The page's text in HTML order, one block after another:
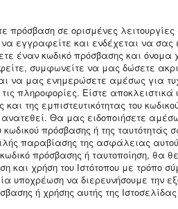
πρόσβαση σε ορισμένες λειτουργίες
να εγγραφείτε και ενδέχεται να
έναν κωδικό πρόσβασης και όνομα
συμφωνείτε να μας δώσετε
να μας ενημερώσετε αμέσως για
πληροφορίες. Είστε αποκλειστικά
της εμπιστευτικότητας του
Θα μας ειδοποιήσετε
κωδικού πρόσβασης ή της ταυτότητάς
παραβίασης της ασφάλειας αυτού
πρόσβασης ή ταυτοποίηση, θα
και χρήση του Ιστότοπου με τρόπο
υποχρέωση να διερευνήσουμε την
ή χρήσης αυτής της